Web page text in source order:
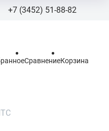
+7 (3452) 51-88-82
+7 (908)
СравнениеКорзина